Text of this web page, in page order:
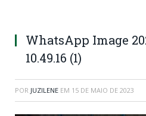
WhatsApp Image
10.49.16 (1)
POR JUZILENE EM 15 DE MAIO DE 2023